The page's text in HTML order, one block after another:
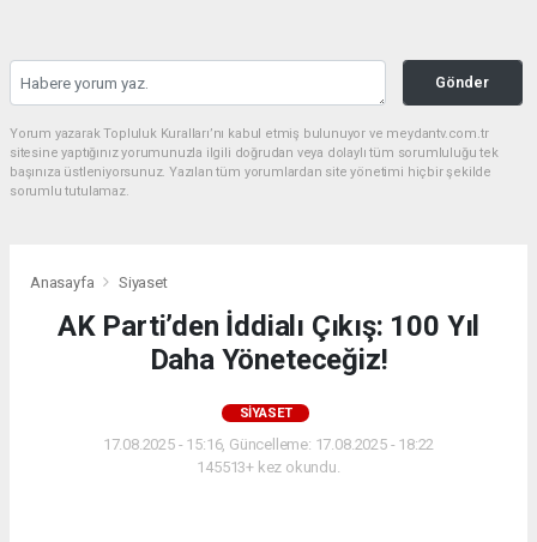
Gönder
Yorum yazarak Topluluk Kuralları’nı kabul etmiş bulunuyor ve meydantv.com.tr
sitesine yaptığınız yorumunuzla ilgili doğrudan veya dolaylı tüm sorumluluğu tek
başınıza üstleniyorsunuz. Yazılan tüm yorumlardan site yönetimi hiçbir şekilde
sorumlu tutulamaz.
Anasayfa Siyaset
AK Parti’den İddialı Çıkış: 100 Yıl
Daha Yöneteceğiz!
SIYASET
17.08.2025 - 15:16, Güncelleme: 17.08.2025 - 18:22
145513+ kez okundu.